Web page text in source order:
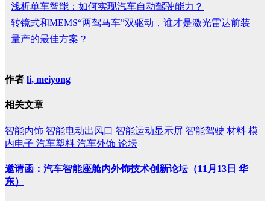
浅析单车智能：如何实现汽车自动驾驶能力？
转镜式和MEMS“两驾马车”双驱动，谁才是激光雷达前装
量产的最佳方案？
作者 li, meiyong
相关文章
智能内饰 智能电动出风口 智能运动显示屏 智能驾驶 材料 模
内电子 汽车塑料 汽车外饰 论坛
邀请函：汽车智能座舱内外饰技术创新论坛（11月13日 华
东）